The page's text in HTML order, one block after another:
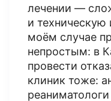
лечении —
и техническую
моём случае
непростым: в
провести
клиник тоже: